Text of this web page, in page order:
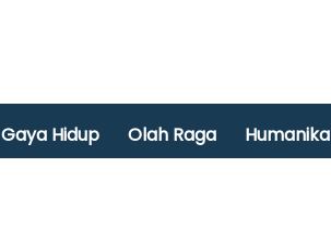
Gaya Hidup Olah Raga Humanika